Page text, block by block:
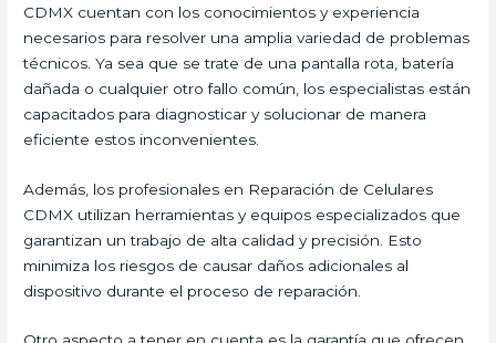
CDMX cuentan con los conocimientos y experiencia
necesarios para resolver una amplia variedad de problemas
técnicos. Ya sea que se trate de una pantalla rota, batería
dañada o cualquier otro fallo común, los especialistas están
capacitados para diagnosticar y solucionar de manera
eficiente estos inconvenientes.
Además, los profesionales en Reparación de Celulares
CDMX utilizan herramientas y equipos especializados que
garantizan un trabajo de alta calidad y precisión. Esto
minimiza los riesgos de causar daños adicionales al
dispositivo durante el proceso de reparación.